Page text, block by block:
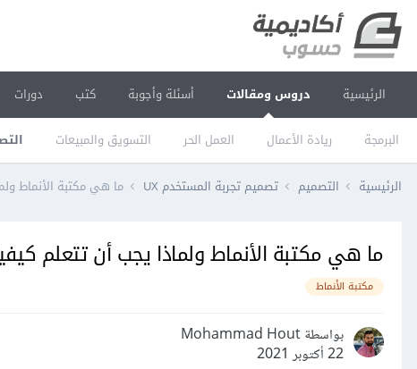
الرئيسية دروس ومقالات
البرمجة ريادة الأعمال العمل الحر التسويق والمبيعات
أسئلة وأجوبة كتب دورات
الرئيسية التصميم تصميم تجربة المستخدم UX ما هي مكتبة الأنماط
ما هي مكتبة الأنماط ولماذا يجب أن تتعلم
مكتبة الأنماط
بواسطة Mohammad Hout
22 أكتوبر 2021